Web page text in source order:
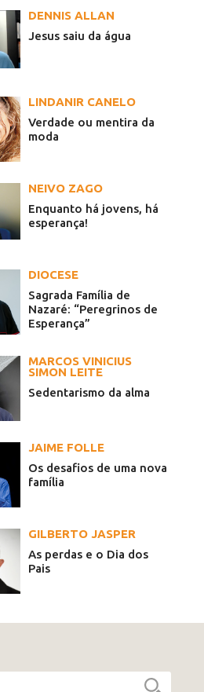
DENNIS ALLAN
Jesus saiu da água
LINDANIR CANELO
Verdade ou mentira da
moda
NEIVO ZAGO
Enquanto há jovens, há
esperança!
DIOCESE
Sagrada Família de
Nazaré: “Peregrinos de
Esperança”
MARCOS VINICIUS
SIMON LEITE
Sedentarismo da alma
JAIME FOLLE
Os desafios de uma nova
família
GILBERTO JASPER
As perdas e o Dia dos
Pais